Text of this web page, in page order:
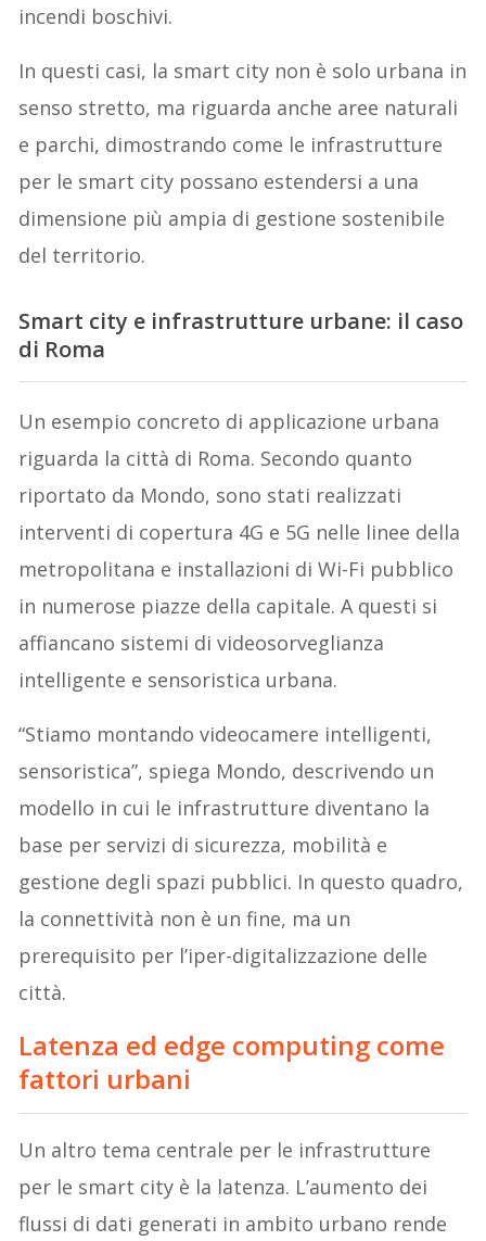
incendi boschivi.
In questi casi, la smart city non è solo urbana in
senso stretto, ma riguarda anche aree naturali
e parchi, dimostrando come le infrastrutture
per le smart city possano estendersi a una
dimensione più ampia di gestione sostenibile
del territorio.
Smart city e infrastrutture urbane: il caso
di Roma
Un esempio concreto di applicazione urbana
riguarda la città di Roma. Secondo quanto
riportato da Mondo, sono stati realizzati
interventi di copertura 4G e 5G nelle linee della
metropolitana e installazioni di Wi-Fi pubblico
in numerose piazze della capitale. A questi si
affiancano sistemi di videosorveglianza
intelligente e sensoristica urbana.
“Stiamo montando videocamere intelligenti,
sensoristica”, spiega Mondo, descrivendo un
modello in cui le infrastrutture diventano la
base per servizi di sicurezza, mobilità e
gestione degli spazi pubblici. In questo quadro,
la connettività non è un fine, ma un
prerequisito per l’iper-digitalizzazione delle
città.
Latenza ed edge computing come
fattori urbani
Un altro tema centrale per le infrastrutture
per le smart city è la latenza. L’aumento dei
flussi di dati generati in ambito urbano rende